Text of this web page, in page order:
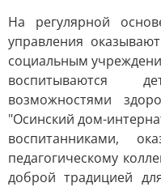
На регулярной
управления
социальным
воспитываются
возможностями
"Осинский дом-
воспитанниками,
педагогическому
доброй традицией